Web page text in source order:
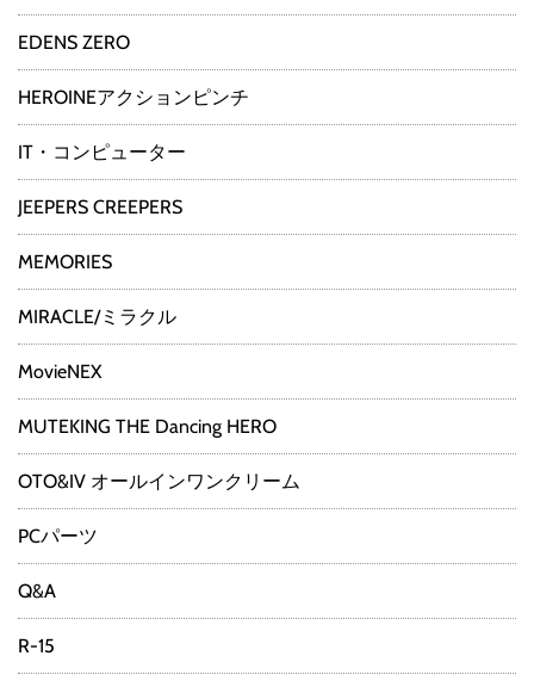
EDENS ZERO
HEROINEアクションピンチ
IT・コンピューター
JEEPERS CREEPERS
MEMORIES
MIRACLE/ミラクル
MovieNEX
MUTEKING THE Dancing HERO
OTO&IV オールインワンクリーム
PCパーツ
Q&A
R-15